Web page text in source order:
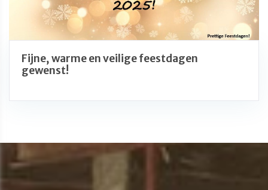
Fijne, warme en veilige feestdagen
gewenst!